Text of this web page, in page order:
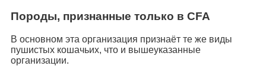
Породы, признанные только в CFA
В основном эта организация признаёт те же виды
пушистых кошачьих, что и вышеуказанные
организации.